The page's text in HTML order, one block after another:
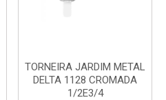
TORNEIRA JARDIM METAL
DELTA 1128 CROMADA
1/2E3/4